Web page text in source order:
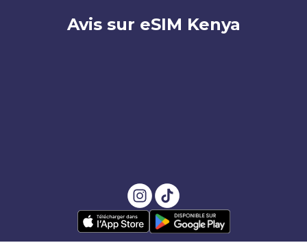
Avis sur eSIM Kenya